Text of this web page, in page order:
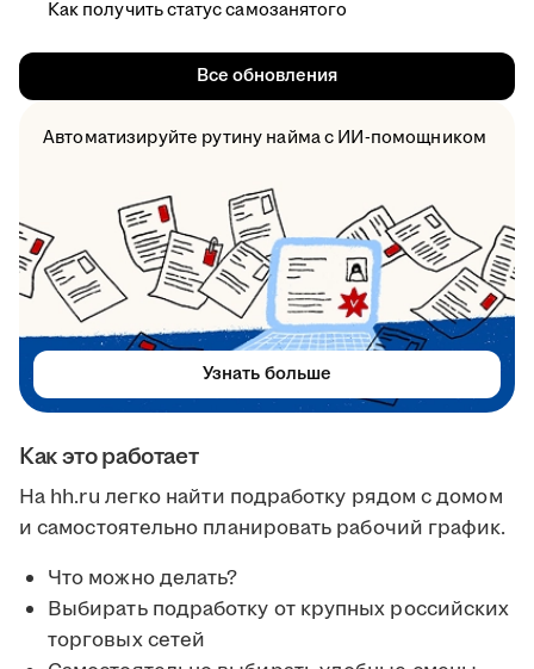
Как это работает
На hh.ru легко найти подработку рядом с домом
и самостоятельно планировать рабочий график.
Что можно делать?
Выбирать подработку от крупных российских
торговых сетей
Как получить статус самозанятого
Все обновления
Автоматизируйте рутину найма с ИИ-помощником
Узнать больше